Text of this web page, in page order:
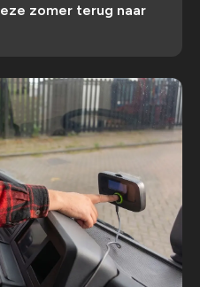
zomer terug naar